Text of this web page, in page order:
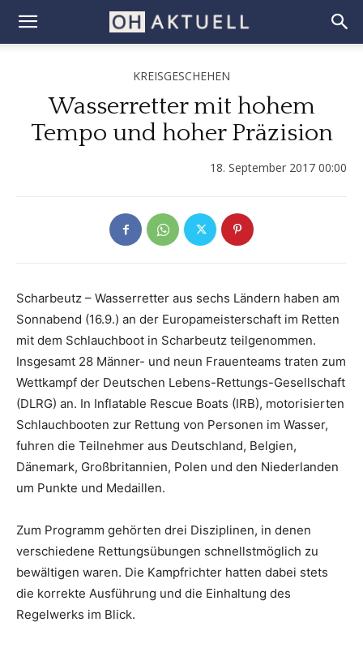
KREISGESCHEHEN
Wasserretter mit hohem
Tempo und hoher Präzision
18. September 2017 00:00
Scharbeutz – Wasserretter aus sechs Ländern haben am
Sonnabend (16.9.) an der Europameisterschaft im Retten
mit dem Schlauchboot in Scharbeutz teilgenommen.
Insgesamt 28 Männer- und neun Frauenteams traten zum
Wettkampf der Deutschen Lebens-Rettungs-Gesellschaft
(DLRG) an. In Inflatable Rescue Boats (IRB), motorisierten
Schlauchbooten zur Rettung von Personen im Wasser,
fuhren die Teilnehmer aus Deutschland, Belgien,
Dänemark, Großbritannien, Polen und den Niederlanden
um Punkte und Medaillen.
Zum Programm gehörten drei Disziplinen, in denen
verschiedene Rettungsübungen schnellstmöglich zu
bewältigen waren. Die Kampfrichter hatten dabei stets
die korrekte Ausführung und die Einhaltung des
Regelwerks im Blick.